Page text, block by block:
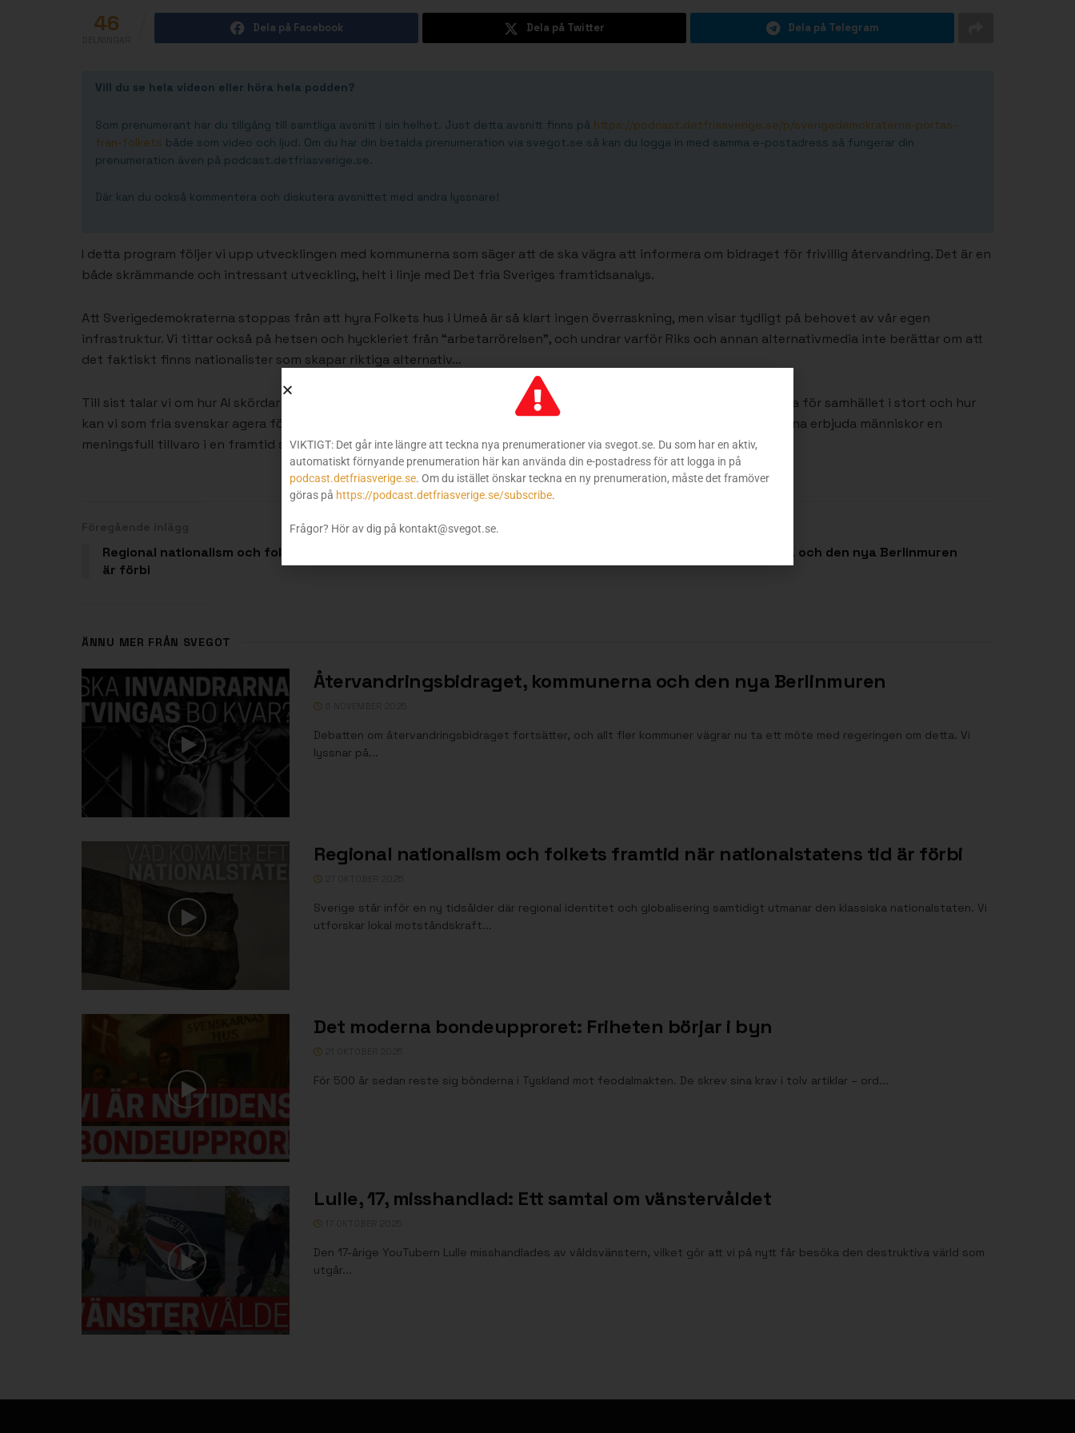
46 Dela på Facebook Dela på Twitter Dela på Telegram
Vill du se hela videon eller höra hela podden?
Som prenumerant har du tillgång till samtliga avsnitt i sin helhet. Just detta avsnitt finns på https://podcast.detfriasverige.se/p/sverigedemokraterna-portas-
fran-folkets både som video och ljud. Om du har din betalda prenumeration via svegot.se så kan du logga in med samma e-postadress så fungerar din
prenumeration även på podcast.detfriasverige.se.
Där kan du också kommentera och diskutera avsnittet med andra lyssnare!
I detta program följer vi upp utvecklingen med kommunerna som säger att de ska vägra att informera om bidraget för frivillig återvandring. Det är en
både skrämmande och intressant utveckling, helt i linje med Det fria Sveriges framtidsanalys.
Att Sverigedemokraterna stoppas från att hyra Folkets hus i Umeå är så klart ingen överraskning, men visar tydligt på behovet av vår egen
infrastruktur. Vi tittar också på hetsen och hyckleriet från “arbetarrörelsen”, och undrar varför Riks och annan alternativmedia inte berättar om att
det faktiskt finns nationalister som skapar riktiga alternativ…
Till sist talar vi om hur AI skördar vidare på arbetsmarknaden, nu senast hos Amazon. Men vad kommer detta innebära för samhället i stort och hur
kan vi som fria svenskar agera för att dels vara förberedda som individer, men också för att vår organisation ska kunna erbjuda människor en
meningsfull tillvaro i en framtid som riskerar att domineras av meningslöshet.
Regional nationalism och folkets framtid när nationalstatens tid
är förbi
Återvandringsbidraget, kommunerna och den nya Berlinmuren
ÄNNU MER FRÅN SVEGOT
Återvandringsbidraget, kommunerna och den nya Berlinmuren
Debatten om återvandringsbidraget fortsätter, och allt fler kommuner vägrar nu ta ett möte med regeringen om detta. Vi
lyssnar på...
Regional nationalism och folkets framtid när nationalstatens tid är förbi
Sverige står inför en ny tidsålder där regional identitet och globalisering samtidigt utmanar den klassiska nationalstaten. Vi
utforskar lokal motståndskraft...
Det moderna bondeupproret: Friheten börjar i byn
För 500 år sedan reste sig bönderna i Tyskland mot feodalmakten. De skrev sina krav i tolv artiklar – ord...
Lulle, 17, misshandlad: Ett samtal om vänstervåldet
Den 17-årige YouTubern Lulle misshandlades av våldsvänstern, vilket gör att vi på nytt får besöka den destruktiva värld som
utgår...
VIKTIGT: Det går inte längre att teckna nya prenumerationer via svegot.se. Du som har en aktiv,
automatiskt förnyande prenumeration här kan använda din e-postadress för att logga in på
podcast.detfriasverige.se. Om du istället önskar teckna en ny prenumeration, måste det framöver
göras på https://podcast.detfriasverige.se/subscribe.
Frågor? Hör av dig på kontakt@svegot.se.